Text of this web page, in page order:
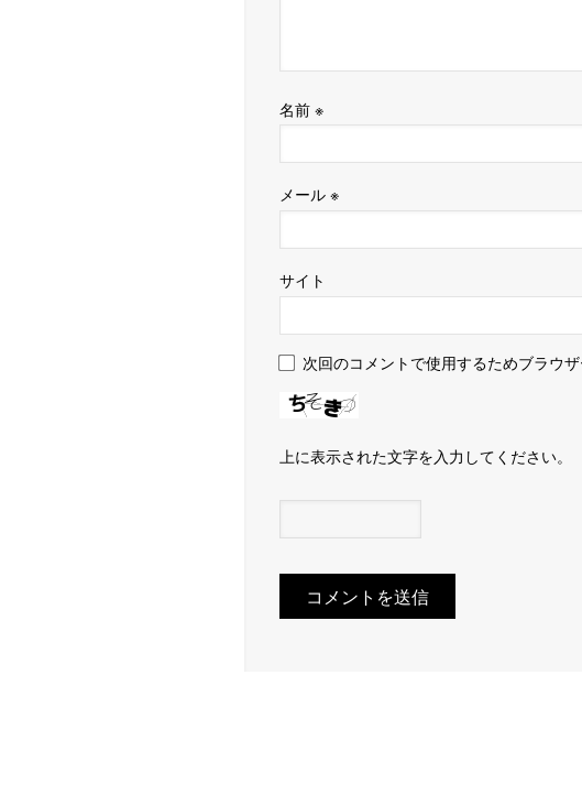
名前※
メール※
サイト
次回のコメントで使用するためブラウ
上に表示された文字を入力してください。